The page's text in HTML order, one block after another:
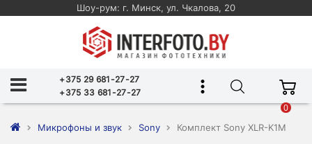
Шоу-рум: г. Минск, ул. Чкалова, 20
+375 29 681-27-27
+375 33 681-27-27
0
Микрофоны и звук Sony Комплект Sony XLR-K1M